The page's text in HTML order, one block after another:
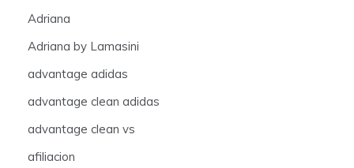
Adriana
Adriana by Lamasini
advantage adidas
advantage clean adidas
advantage clean vs
afiliacion